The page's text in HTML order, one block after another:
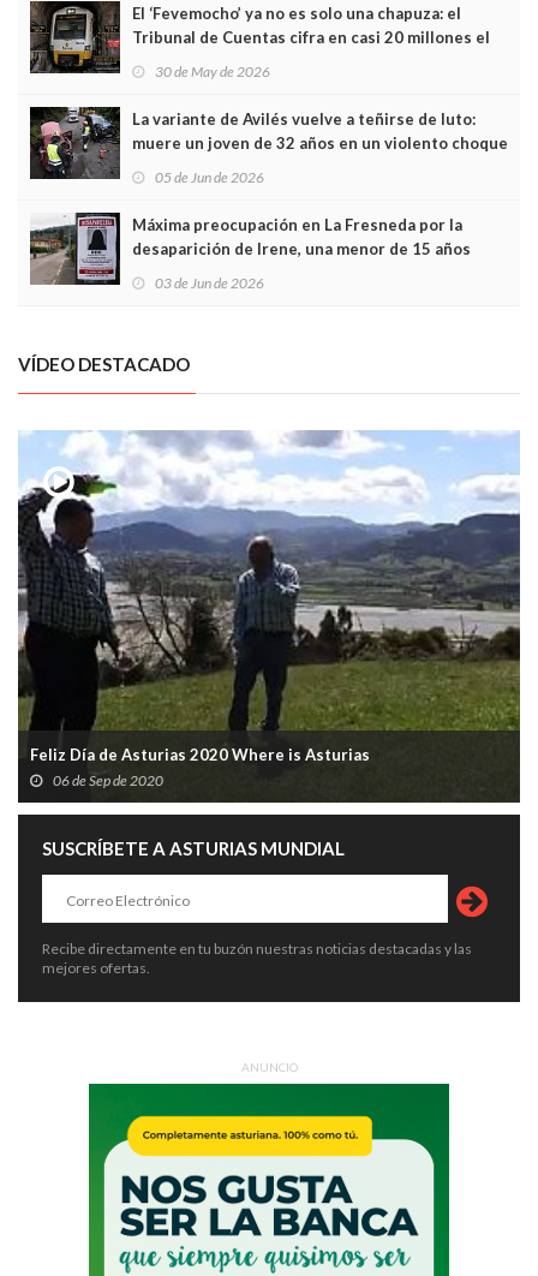
El ‘Fevemocho’ ya no es solo una chapuza: el
Tribunal de Cuentas cifra en casi 20 millones el
sobrecoste de los trenes que no cabían por los
30 de May de 2026
La variante de Avilés vuelve a teñirse de luto:
muere un joven de 32 años en un violento choque
frontal
05 de Jun de 2026
Máxima preocupación en La Fresneda por la
desaparición de Irene, una menor de 15 años
03 de Jun de 2026
VÍDEO DESTACADO
Feliz Día de Asturias 2020 Where is Asturias
06 de Sep de 2020
SUSCRÍBETE A ASTURIAS MUNDIAL
Recibe directamente en tu buzón nuestras noticias destacadas y las
mejores ofertas.
ANUNCIO